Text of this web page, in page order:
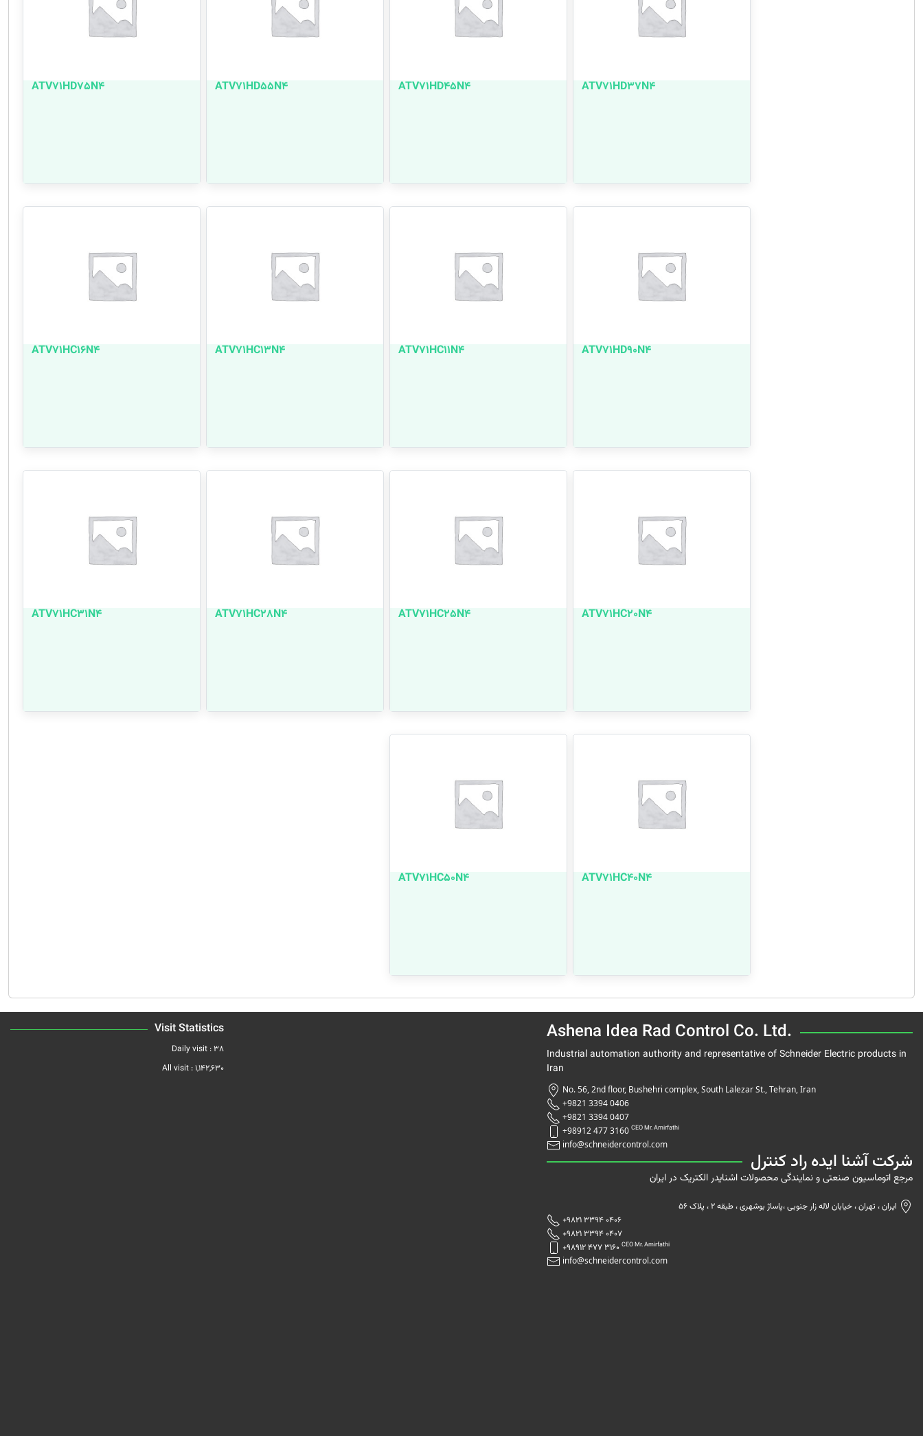
ATV71HD37N4
ATV71HD45N4
ATV71HD55N4
ATV71HD75N4
ATV71HD90N4
ATV71HC11N4
ATV71HC13N4
ATV71HC16N4
ATV71HC20N4
ATV71HC25N4
ATV71HC28N4
ATV71HC31N4
ATV71HC40N4
ATV71HC50N4
Ashena Idea Rad Control Co. Ltd.
Industrial automation authority and representative of Schneider Electric products in
Iran
No. 56, 2nd floor, Bushehri complex, South Lalezar St., Tehran, Iran
+9821 3394 0406
+9821 3394 0407
+98912 477 3160 CEO Mr. Amirfathi
info@schneidercontrol.com
شرکت آشنا ایده راد کنترل
مرجع اتوماسیون صنعتی و نمایندگی محصولات اشنایدر الکتریک در ایران
ایران ، تهران ، خیابان لاله زار جنوبی ،پاساژ بوشهری ، طبقه 2 ، پلاک 56
+9821 3394 0406
+9821 3394 0407
+98912 477 3160 CEO Mr. Amirfathi
info@schneidercontrol.com
Visit Statistics
Daily visit :38
All visit :1,142,630